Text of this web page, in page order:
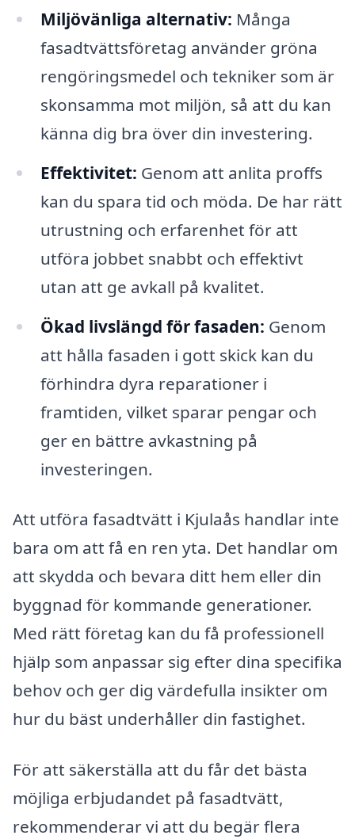
Miljövänliga alternativ: Många
fasadtvättsföretag använder gröna
rengöringsmedel och tekniker som är
skonsamma mot miljön, så att du kan
känna dig bra över din investering.
Effektivitet: Genom att anlita proffs
kan du spara tid och möda. De har rätt
utrustning och erfarenhet för att
utföra jobbet snabbt och effektivt
utan att ge avkall på kvalitet.
Ökad livslängd för fasaden: Genom
att hålla fasaden i gott skick kan du
förhindra dyra reparationer i
framtiden, vilket sparar pengar och
ger en bättre avkastning på
investeringen.
Att utföra fasadtvätt i Kjulaås handlar inte
bara om att få en ren yta. Det handlar om
att skydda och bevara ditt hem eller din
byggnad för kommande generationer.
Med rätt företag kan du få professionell
hjälp som anpassar sig efter dina specifika
behov och ger dig värdefulla insikter om
hur du bäst underhåller din fastighet.
För att säkerställa att du får det bästa
möjliga erbjudandet på fasadtvätt,
rekommenderar vi att du begär flera